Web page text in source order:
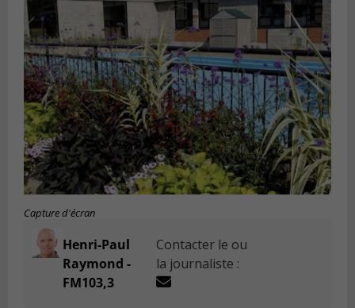
Capture d'écran
Henri-Paul
Raymond -
FM103,3
Contacter le ou
la journaliste :